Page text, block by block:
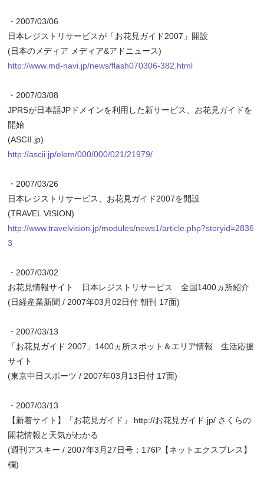
・2007/03/06
日本レジストリサービスが「お花見ガイド2007」開設
(日本のメディア メディア&アドニュース)
http://www.md-navi.jp/news/flash070306-382.html
・2007/03/08
JPRSが日本語JPドメインを利用した新サービス、お花見ガイドを
開始
(ASCII.jp)
http://ascii.jp/elem/000/000/021/21979/
・2007/03/26
日本レジストリサービス、お花見ガイド2007を開設
(TRAVEL VISION)
http://www.travelvision.jp/modules/news1/article.php?storyid=2836
3
・2007/03/02
お花見情報サイト 日本レジストリサービス 全国1400ヵ所紹介
(日経産業新聞 / 2007年03月02日付 朝刊 17面)
・2007/03/13
「お花見ガイド 2007」1400ヵ所スポット＆エリア情報 生活応援
サイト
(東京中日スポーツ / 2007年03月13日付 17面)
・2007/03/13
【新着サイト】「お花見ガイド」 http://お花見ガイド.jp/ さくらの
開花情報と天気がわかる
(週刊アスキー / 2007年3月27日号；176P【ネットエクスプレス】
欄)